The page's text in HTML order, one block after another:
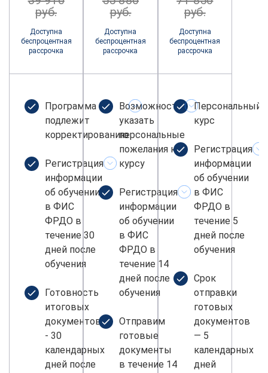
руб.
Доступна
беспроцентная
рассрочка
Программа не
подлежит
корректированию
Регистрация
информации
об обучении
в ФИС
ФРДО в
течение 30
дней после
обучения
Готовность
итоговых
документов
- 30
календарных
дней после
руб.
Доступна
беспроцентная
рассрочка
Возможность
указать
персональные
пожелания к
курсу
Регистрация
информации
об обучении
в ФИС
ФРДО в
течение 14
дней после
обучения
Отправим
готовые
документы
в течение 14
руб.
Доступна
беспроцентная
рассрочка
Персональный
курс
Регистрация
информации
об обучении
в ФИС
ФРДО в
течение 5
дней после
обучения
Срок
отправки
готовых
документов
— 5
календарных
дней